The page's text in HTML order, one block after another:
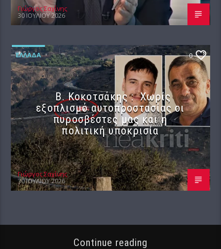
Γιώργος Σαχίνης
30 ΙΟΥΛΊΟΥ 2026
ΕΛΛΆΔΑ 0
Β. Κοκοτσάκης : Χωρίς
εξοπλισμό αυτοπροστασίας οι
πυροσβέστες μας και η
πολιτική υποκρισία
Γιώργος Σαχίνης
30 ΙΟΥΛΊΟΥ 2026
Continue reading